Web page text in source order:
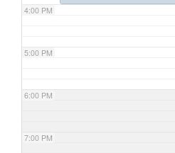
4:00 PM
5:00 PM
6:00 PM
7:00 PM